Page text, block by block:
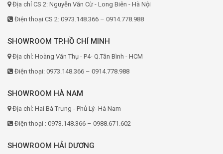
Địa chỉ CS 2: Nguyễn Văn Cừ - Long Biên - Hà Nội
Điện thoại CS 2: 0973.148.366 – 0914.778.988
SHOWROOM TP.HỒ CHÍ MINH
Địa chỉ: Hoàng Văn Thụ - P4- Q.Tân Bình - HCM
Điện thoại: 0973.148.366 – 0914.778.988
SHOWROOM HÀ NAM
Địa chỉ: Hai Bà Trưng - Phủ Lý- Hà Nam
Điện thoại : 0973.148.366 – 0988.671.602
SHOWROOM HẢI DƯƠNG